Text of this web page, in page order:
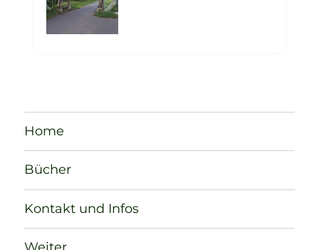
Home
Bücher
Kontakt und Infos